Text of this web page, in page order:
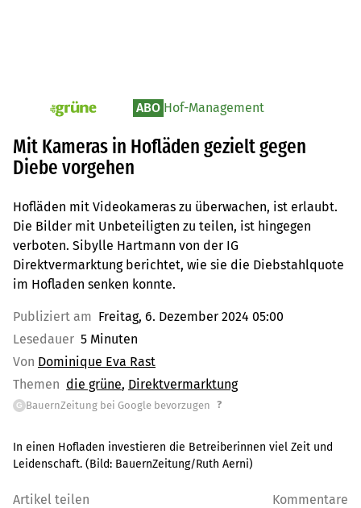
pv_die-grune-online ABO Hof-Management
Mit Kameras in Hofläden gezielt gegen
Diebe vorgehen
Hofläden mit Videokameras zu überwachen, ist erlaubt.
Die Bilder mit Unbeteiligten zu teilen, ist hingegen
verboten. Sibylle Hartmann von der IG
Direktvermarktung berichtet, wie sie die Diebstahlquote
im Hofladen senken konnte.
Publiziert am Freitag, 6. Dezember 2024 05:00
Lesedauer 5 Minuten
Von Dominique Eva Rast
Themen die grüne Direktvermarktung
G BauernZeitung bei Google bevorzugen ?
In einen Hofladen investieren die Betreiberinnen viel Zeit und
Leidenschaft. (Bild: BauernZeitung/Ruth Aerni)
Artikel teilen Kommentare